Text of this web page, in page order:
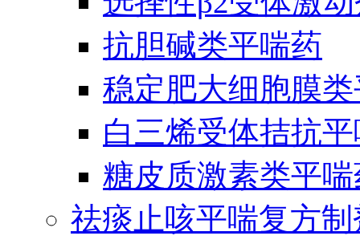
抗胆碱类平喘药
稳定肥大细胞膜
白三烯受体拮抗
糖皮质激素类平
祛痰止咳平喘复方制